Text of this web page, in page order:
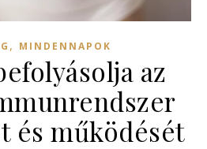
, MINDENNAPOK
az
és működését